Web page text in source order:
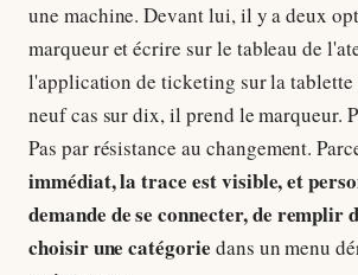
une machine. Devant lui, il y a deux
marqueur et écrire sur le tableau de
l'application de ticketing sur la tablette
neuf cas sur dix, il prend le marqueur.
Pas par résistance au changement.
immédiat, la trace est visible, et
demande de se connecter, de remplir
choisir une catégorie dans un menu